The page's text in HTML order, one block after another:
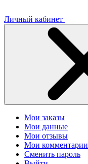
Личный кабинет
Мои заказы
Мои данные
Мои отзывы
Мои комментарии
Сменить пароль